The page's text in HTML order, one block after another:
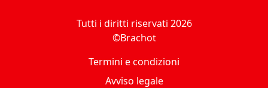
Tutti i diritti riservati 2026
©Brachot
Termini e condizioni
Avviso legale